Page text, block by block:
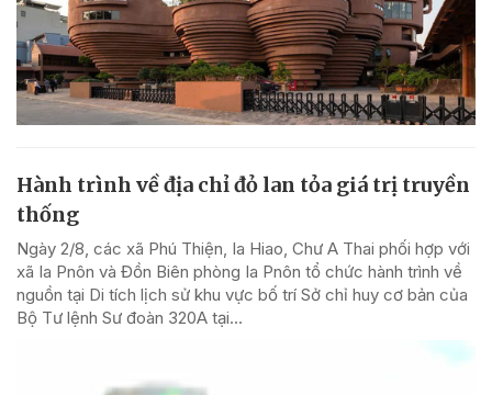
Hành trình về địa chỉ đỏ lan tỏa giá trị truyền
thống
Ngày 2/8, các xã Phú Thiện, Ia Hiao, Chư A Thai phối hợp với
xã Ia Pnôn và Đồn Biên phòng Ia Pnôn tổ chức hành trình về
nguồn tại Di tích lịch sử khu vực bố trí Sở chỉ huy cơ bản của
Bộ Tư lệnh Sư đoàn 320A tại...